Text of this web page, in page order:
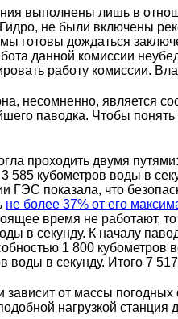
выполнены лишь в
не были включены
готовы дождаться
данной комиссии
работу комиссии.
несомненно, является
паводка. Чтобы
проходить двумя путями:
кубометров воды в
ГЭС показала, что
не более 37% от его
время не работают,
в секунду. К началу
1 800
в секунду. Итого 7
от массы
нагрузкой